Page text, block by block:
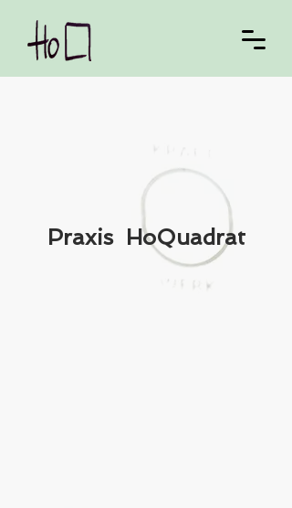
Praxis HoQuadrat